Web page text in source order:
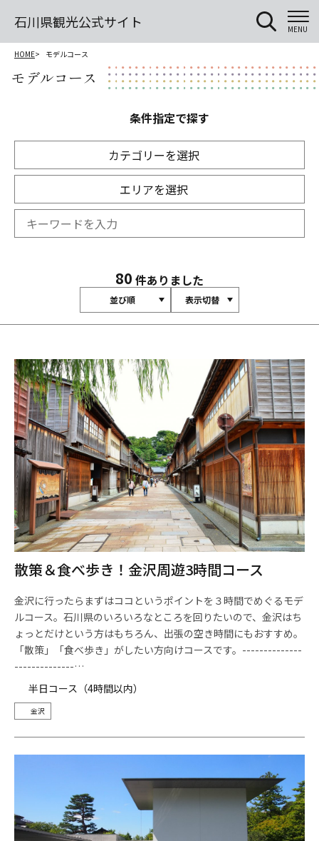
石川県観光公式サイト MENU
HOME モデルコース
モデルコース
条件指定で探す
カテゴリーを選択
エリアを選択
80 件ありました
並び順 表示切替
散策＆食べ歩き！金沢周遊3時間コース
金沢に行ったらまずはココというポイントを３時間でめぐるモデ
ルコース。石川県のいろいろなところを回りたいので、金沢はち
ょっとだけという方はもちろん、出張の空き時間にもおすすめ。
「散策」「食べ歩き」がしたい方向けコースです。--------------
--------------…
半日コース（4時間以内）
金沢